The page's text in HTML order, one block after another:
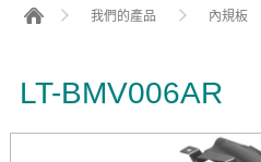
我們的產品 內規板
LT-BMV006AR